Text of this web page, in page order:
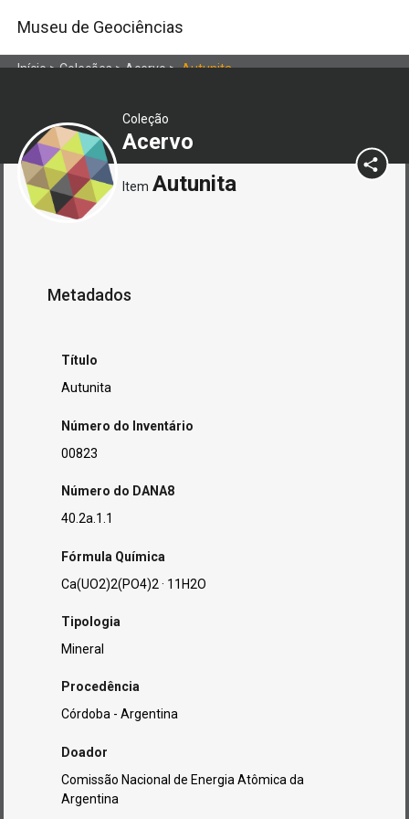
Museu de Geociências
Início>Coleções>Acervo>Autunita
Coleção
Acervo
Item Autunita
Metadados
Título
Autunita
Número do Inventário
00823
Número do DANA8
40.2a.1.1
Fórmula Química
Ca(UO2)2(PO4)2 · 11H2O
Tipologia
Mineral
Procedência
Córdoba - Argentina
Doador
Comissão Nacional de Energia Atômica da
Argentina